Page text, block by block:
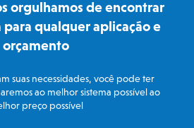
orgulhamos de encontrar
para qualquer aplicação e
orçamento
suas necessidades, você pode ter
ao melhor sistema possível ao
preço possível